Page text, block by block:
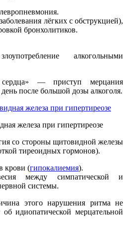
лёгких с обструкцией),
бронхолитиков.
алкогольными
сердца» — приступ мерцания
после большой дозы алкоголя.
железа при гипертиреозе
со стороны щитовидной железы
тиреоидных гормонов).
крови (гипокалиемия).
между симпатической и
системы.
этого нарушения ритма не
об идиопатической мерцательной